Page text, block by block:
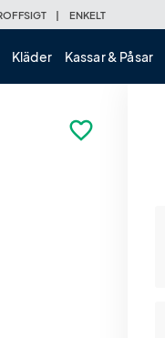
| ENKELT
Kläder Kassar & Påsar
favorite_border